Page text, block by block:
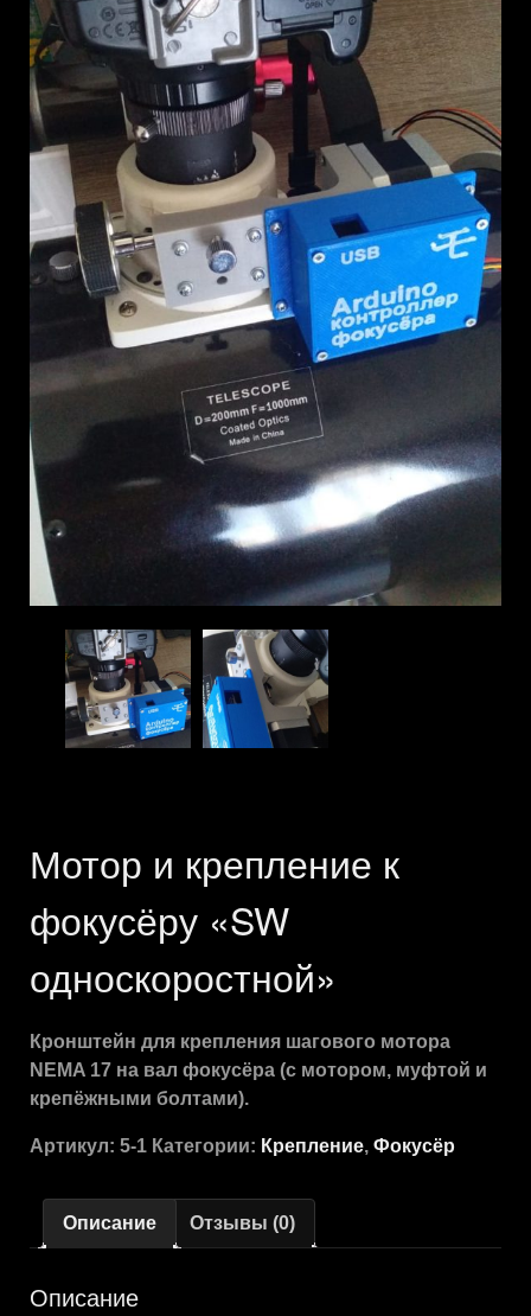
Мотор и крепление к
фокусёру «SW
односкоростной»
Кронштейн для крепления шагового мотора
NEMA 17 на вал фокусёра (с мотором, муфтой и
крепёжными болтами).
Артикул: 5-1 Категории: Крепление, Фокусёр
Описание Отзывы (0)
Описание